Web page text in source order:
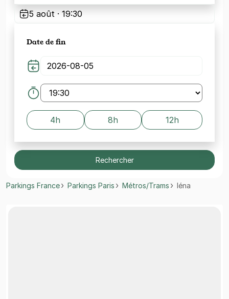
5 août · 19:30
Date de fin
4h 8h 12h
Rechercher
Parkings France Parkings Paris Métros/Trams Iéna